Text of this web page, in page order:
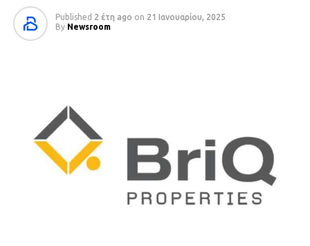
Published 2 έτη ago on 21 Ιανουαρίου, 2025
By Newsroom